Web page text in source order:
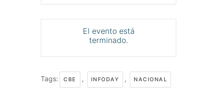
El evento está
terminado.
Tags: CBE , INFODAY , NACIONAL